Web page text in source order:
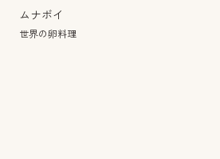
ムナボイ
世界の卵料理